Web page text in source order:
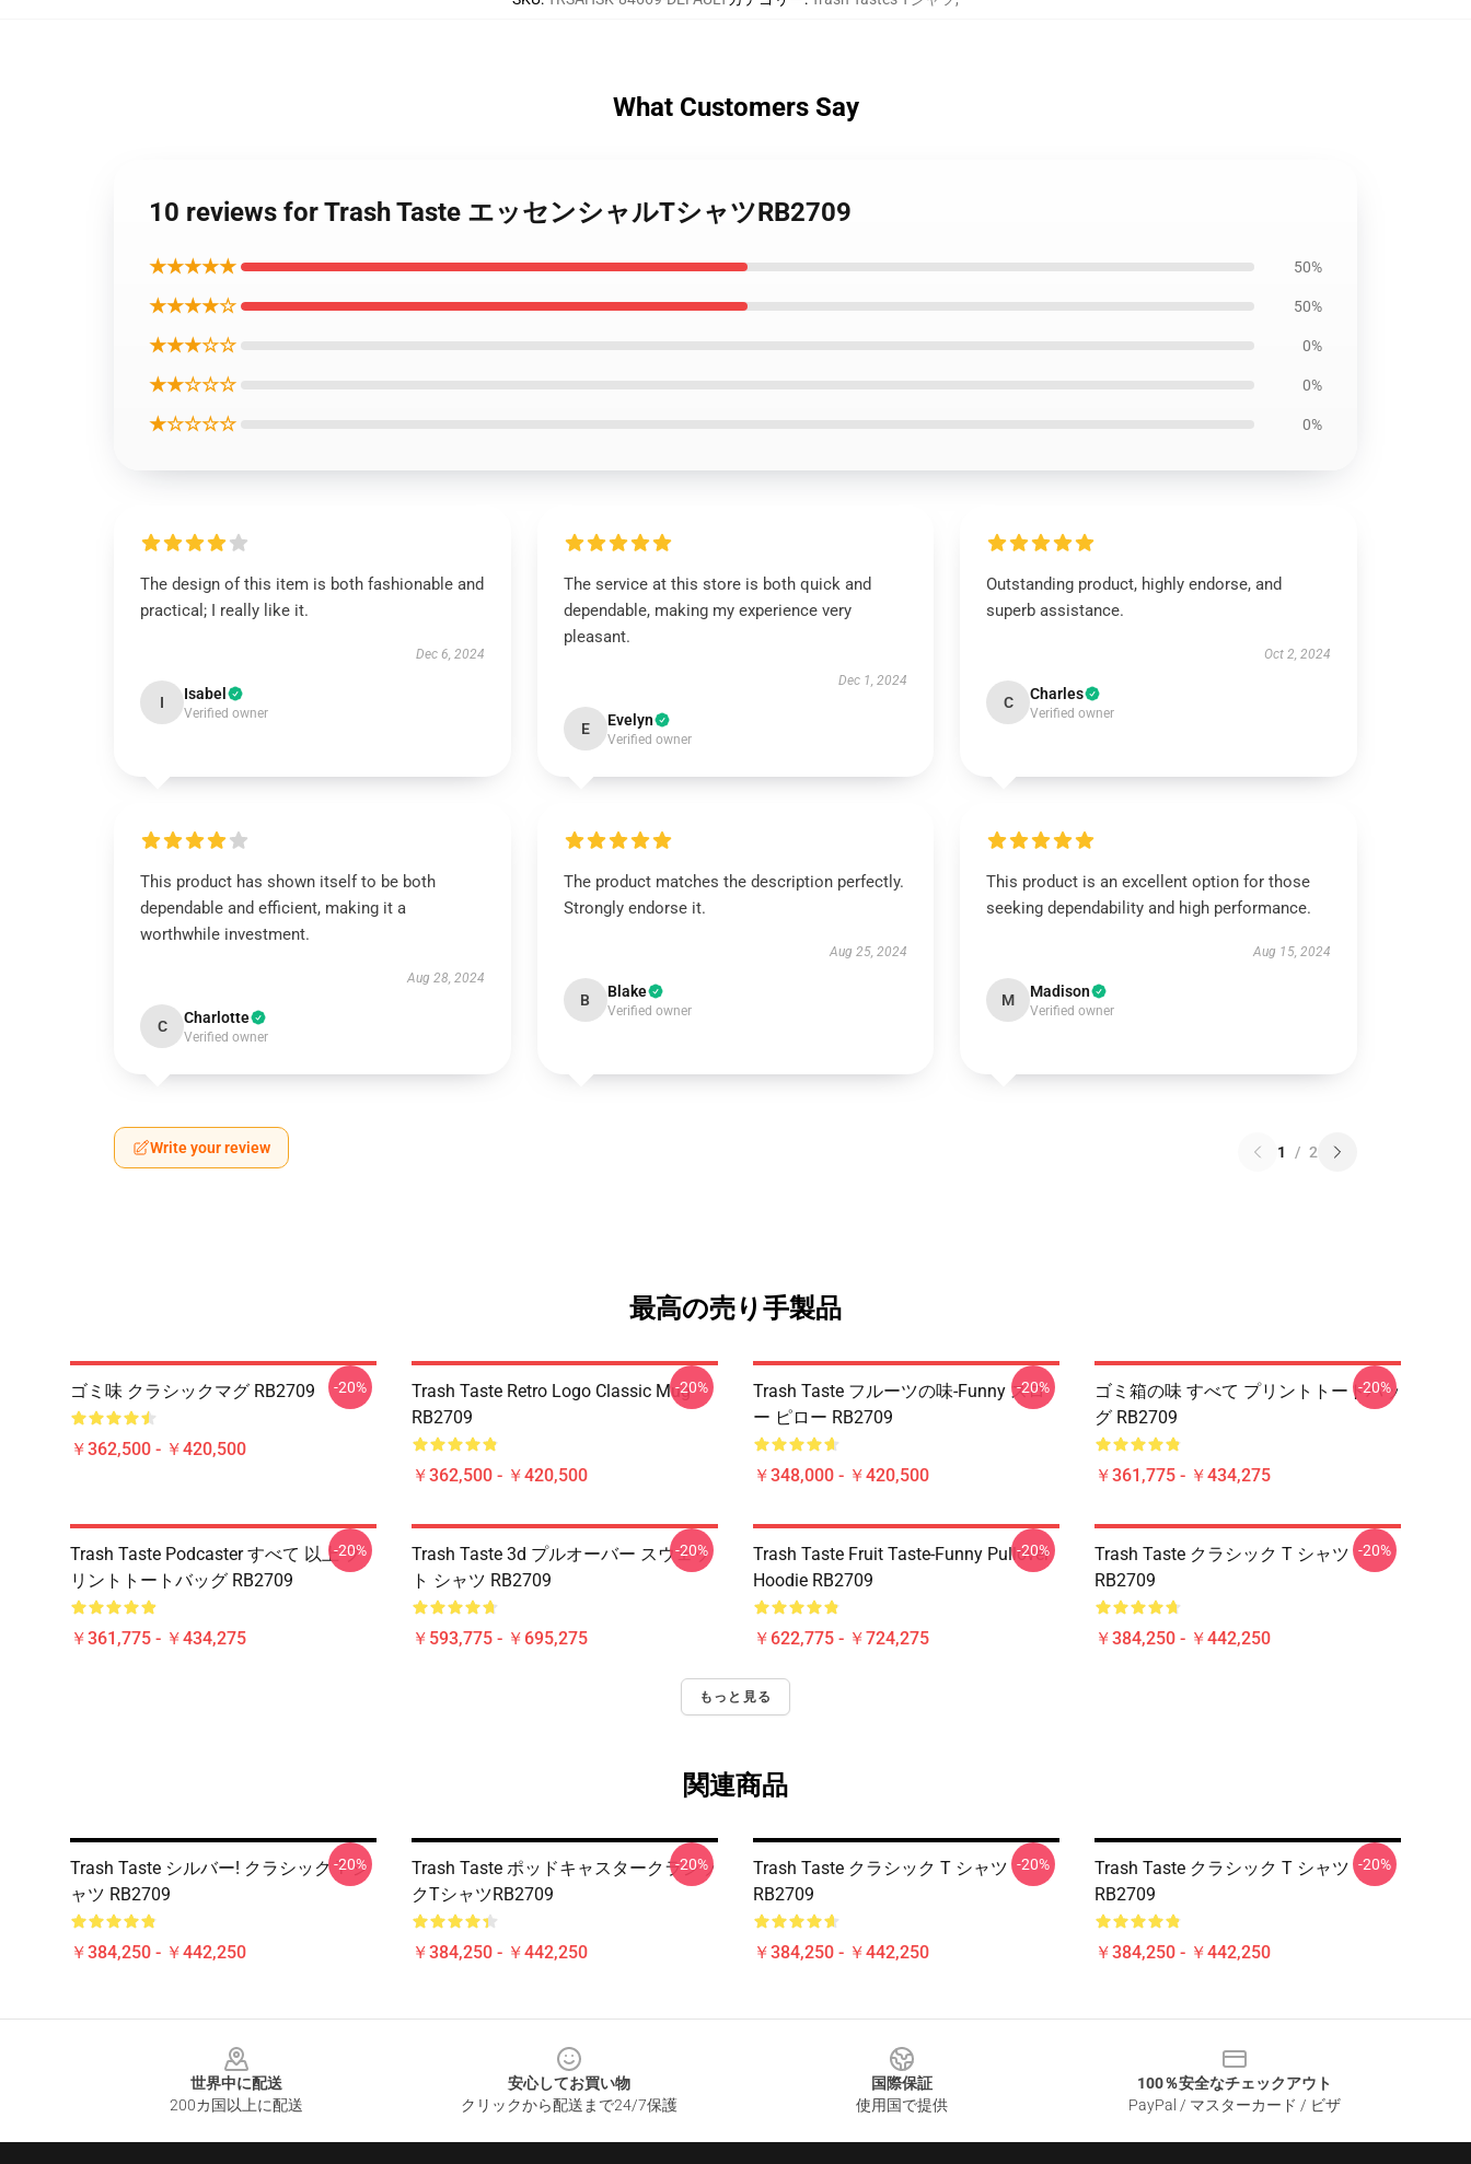
What Customers Say
10 reviews for Trash Taste エッセンシャルTシャツRB2709
★★★★★ 50%
★★★★☆ 50%
★★★☆☆ 0%
★★☆☆☆ 0%
★☆☆☆☆ 0%
The design of this item is both fashionable and
practical; I really like it.
Dec 6, 2024
I Isabel
Verified owner
The service at this store is both quick and
dependable, making my experience very
pleasant.
Dec 1, 2024
E Evelyn
Verified owner
Outstanding product, highly endorse, and
superb assistance.
Oct 2, 2024
C Charles
Verified owner
This product has shown itself to be both
dependable and efficient, making it a
worthwhile investment.
Aug 28, 2024
C Charlotte
Verified owner
The product matches the description perfectly.
Strongly endorse it.
Aug 25, 2024
B Blake
Verified owner
This product is an excellent option for those
seeking dependability and high performance.
Aug 15, 2024
M Madison
Verified owner
Write your review 1 / 2
最高の売り手製品
ゴミ味 クラシックマグ RB2709
￥362,500 - ￥420,500
-20%
Trash Taste Retro Logo Classic Mug
RB2709
￥362,500 - ￥420,500
-20%
Trash Taste フルーツの味-Funny スロ
ー ピロー RB2709
￥348,000 - ￥420,500
-20%
ゴミ箱の味 すべて プリントトートバッ
グ RB2709
￥361,775 - ￥434,275
-20%
Trash Taste Podcaster すべて 以上 プ
リントトートバッグ RB2709
￥361,775 - ￥434,275
-20%
Trash Taste 3d プルオーバー スウェッ
ト シャツ RB2709
￥593,775 - ￥695,275
-20%
Trash Taste Fruit Taste-Funny Pullover
Hoodie RB2709
￥622,775 - ￥724,275
-20%
Trash Taste クラシック T シャツ
RB2709
￥384,250 - ￥442,250
-20%
もっと見る
関連商品
Trash Taste シルバー! クラシック T シ
ャツ RB2709
￥384,250 - ￥442,250
-20%
Trash Taste ポッドキャスタークラシッ
クTシャツRB2709
￥384,250 - ￥442,250
-20%
Trash Taste クラシック T シャツ
RB2709
￥384,250 - ￥442,250
-20%
Trash Taste クラシック T シャツ
RB2709
￥384,250 - ￥442,250
-20%
世界中に配送
200カ国以上に配送
安心してお買い物
クリックから配送まで24/7保護
国際保証
使用国で提供
100％安全なチェックアウト
PayPal / マスターカード / ビザ